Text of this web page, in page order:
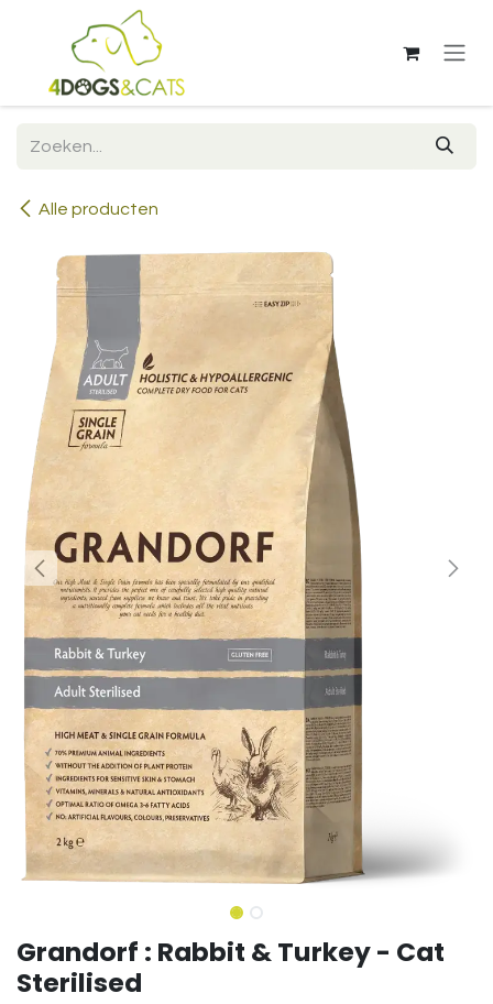
Overslaan naar inhoud
Alle producten
Grandorf : Rabbit & Turkey - Cat
Sterilised